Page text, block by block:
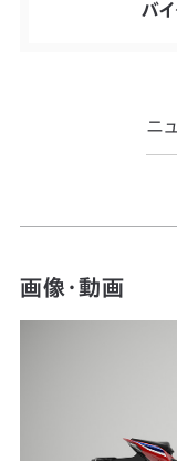
バイ
ニ
画像・動画